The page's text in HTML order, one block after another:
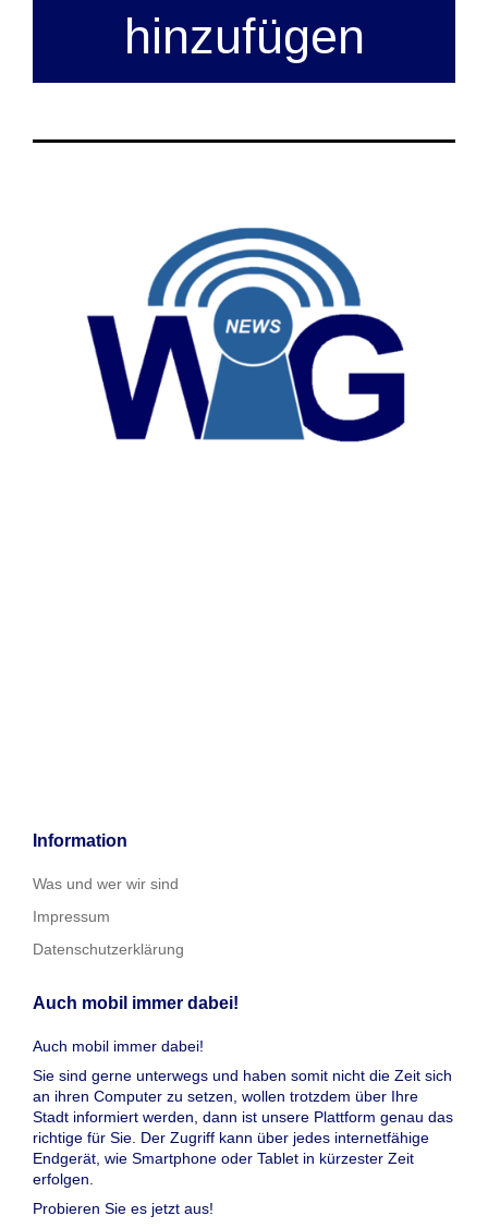
hinzufügen
Information
Was und wer wir sind
Impressum
Datenschutzerklärung
Auch mobil immer dabei!
Auch mobil immer dabei!
Sie sind gerne unterwegs und haben somit nicht die Zeit sich
an ihren Computer zu setzen, wollen trotzdem über Ihre
Stadt informiert werden, dann ist unsere Plattform genau das
richtige für Sie. Der Zugriff kann über jedes internetfähige
Endgerät, wie Smartphone oder Tablet in kürzester Zeit
erfolgen.
Probieren Sie es jetzt aus!